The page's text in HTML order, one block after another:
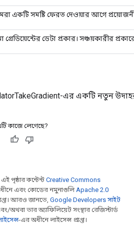
একটি সমষ্টি ফেরত দেওয়ার আগে প্রয়োজনীয়
গ্রেডিয়েন্টের ডেটা প্রকার। সঞ্চয়কারীর
এর একটি নতুন
কাজে লেগেছে?
পৃষ্ঠার কন্টেন্ট Creative Commons
এবং কোডের নমুনাগুলিApache 2.0
আরও জানতে, Google Developers সাইট
অথবা তার অ্যাফিলিয়েট সংস্থার রেজিস্টার্ড
-এর অধীনে লাইসেন্স প্রাপ্ত।